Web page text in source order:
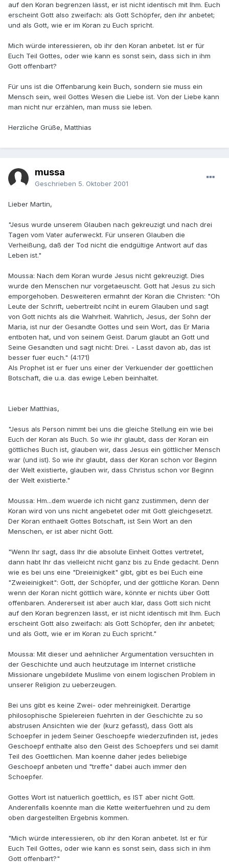
auf den Koran begrenzen lässt, er ist nicht identisch mit Ihm. Euch
erscheint Gott also zweifach: als Gott Schöpfer, den ihr anbetet;
und als Gott, wie er im Koran zu Euch spricht.
Mich würde interessieren, ob ihr den Koran anbetet. Ist er für
Euch Teil Gottes, oder wie kann es sonst sein, dass sich in ihm
Gott offenbart?
Für uns ist die Offenbarung kein Buch, sondern sie muss ein
Mensch sein, weil Gottes Wesen die Liebe ist. Von der Liebe kann
man nicht nur erzählen, man muss sie leben.
Herzliche Grüße, Matthias
mussa
Geschrieben 5. Oktober 2001
Lieber Martin,
"Jesus wurde unserem Glauben nach gekreuzigt und nach drei
Tagen vom Vater auferweckt. Für unseren Glauben die
Verheißung, daß der Tod nicht die endgültige Antwort auf das
Leben ist."
Moussa: Nach dem Koran wurde Jesus nicht gekreuzigt. Dies
wurde den Menschen nur vorgetaeuscht. Gott hat Jesus zu sich
emporgehoben. Desweiteren ermahnt der Koran die Christen: "Oh
Leute der Schrift, uebertreibt nciht in eurem Glauben und sagt
von Gott nichts als die Wahrheit. Wahrlich, Jesus, der Sohn der
Maria, ist nur der Gesandte Gottes und sein Wort, das Er Maria
entboten hat, und von seinem Geist. Darum glaubt an Gott und
Seine Gesandten und sagt nicht: Drei. - Lasst davon ab, das ist
besser fuer euch." (4:171)
Als Prophet ist er fuer uns einer der Verkuender der goettlichen
Botschaft, die u.a. das ewige Leben beinhaltet.
Lieber Matthias,
"Jesus als Person nimmt bei uns die gleiche Stellung ein wie bei
Euch der Koran als Buch. So wie ihr glaubt, dass der Koran ein
göttliches Buch ist, glauben wir, dass Jesus ein göttlicher Mensch
war (und ist). So wie ihr glaubt, dass der Koran schon vor Beginn
der Welt existierte, glauben wir, dass Christus schon vor Beginn
der Welt existierte."
Moussa: Hm...dem wuerde ich nicht ganz zustimmen, denn der
Koran wird von uns nicht angebetet oder mit Gott gleichgesetzt.
Der Koran enthaelt Gottes Botschaft, ist Sein Wort an den
Menschen, er ist aber nicht Gott.
"Wenn Ihr sagt, dass Ihr die absolute Einheit Gottes vertretet,
dann habt Ihr das vielleicht nicht ganz bis zu Ende gedacht. Denn
wie es bei uns eine "Dreieinigkeit" gibt, gibt es bei Euch eine
"Zweieinigkeit": Gott, der Schöpfer, und der göttliche Koran. Denn
wenn der Koran nicht göttlich wäre, könnte er nichts über Gott
offenbaren. Andererseit ist aber auch klar, dass Gott sich nicht
auf den Koran begrenzen lässt, er ist nicht identisch mit Ihm. Euch
erscheint Gott also zweifach: als Gott Schöpfer, den ihr anbetet;
und als Gott, wie er im Koran zu Euch spricht."
Moussa: Mit dieser und aehnlicher Argumentation versuchten in
der Geschichte und auch heutzutage im Internet cristliche
Missionare ungebildete Muslime von einem logischen Problem in
unserer Religion zu ueberzeugen.
Bei uns gibt es keine Zwei- oder mehreinigkeit. Derartige
philosophische Spielereien fuehrten in der Geschichte zu so
abstrusen Ansichten wie der (kurz gefasst), dass Gott als
Schoepfer in jedem Seiner Geschoepfe wiederzufinden ist, jedes
Geschoepf enthalte also den Geist des Schoepfers und sei damit
Teil des Goettlichen. Man koenne daher jedes beliebige
Geschoepf anbeten und "treffe" dabei auch immer den
Schoepfer.
Gottes Wort ist natuerlich goettlich, es IST aber nicht Gott.
Anderenfalls koennte man die Kette weiterfuehren und zu dem
oben dargestellten Ergebnis kommen.
"Mich würde interessieren, ob ihr den Koran anbetet. Ist er für
Euch Teil Gottes, oder wie kann es sonst sein, dass sich in ihm
Gott offenbart?"